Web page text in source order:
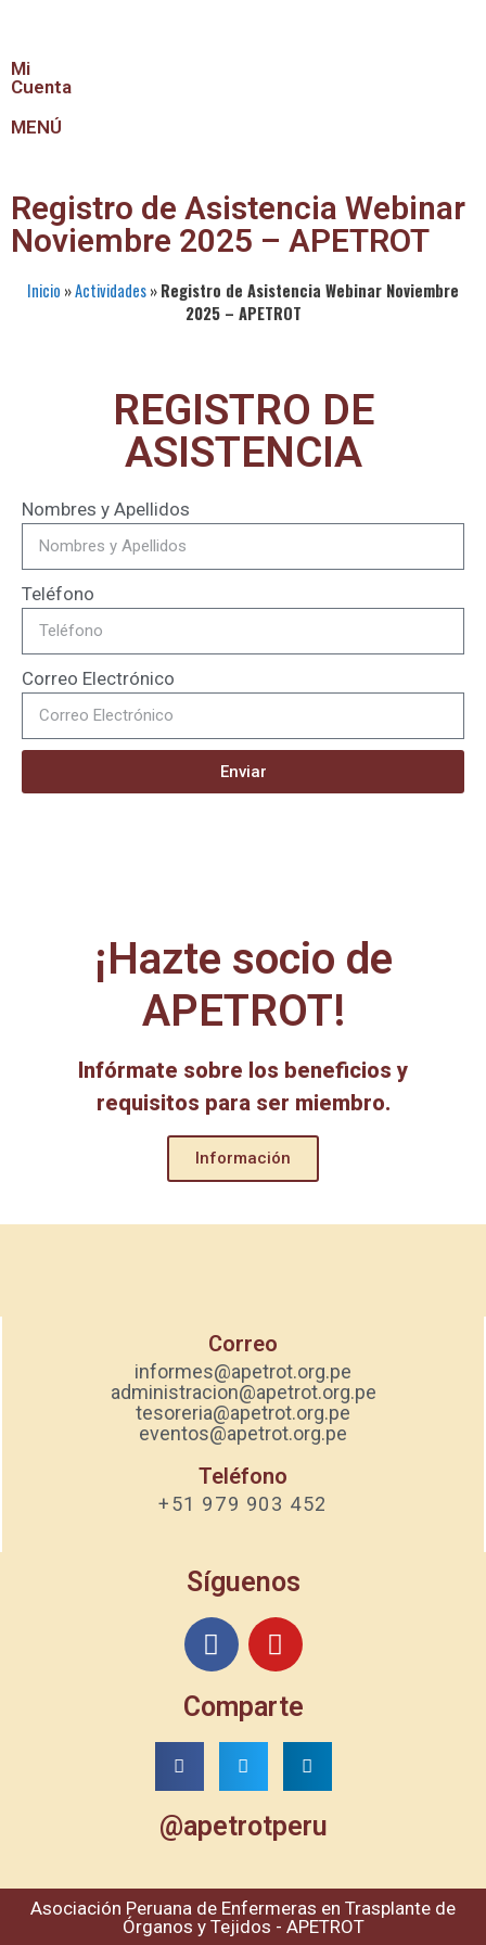
Mi
Cuenta
MENÚ
Registro de Asistencia Webinar
Noviembre 2025 – APETROT
Inicio »Actividades»Registro de Asistencia Webinar Noviembre
2025 – APETROT
REGISTRO DE
ASISTENCIA
Nombres y Apellidos
Teléfono
Correo Electrónico
Enviar
¡Hazte socio de
APETROT!
Infórmate sobre los beneficios y
requisitos para ser miembro.
Información
Correo
informes@apetrot.org.pe
administracion@apetrot.org.pe
tesoreria@apetrot.org.pe
eventos@apetrot.org.pe
Teléfono
+51 979 903 452
Síguenos
Comparte
@apetrotperu
Asociación Peruana de Enfermeras en Trasplante de
Órganos y Tejidos - APETROT